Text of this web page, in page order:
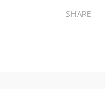
SHARE